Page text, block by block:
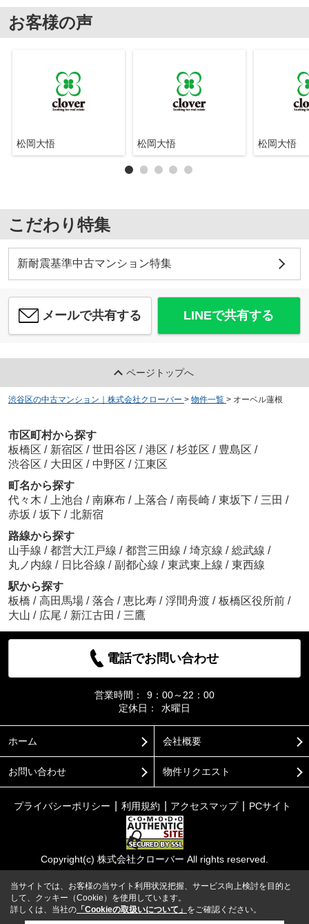
お客様の声
松岡大悟 松岡大悟 松岡大悟
こだわり特集
新耐震基準中古マンション特集
メールで共有する LINEで共有する
ページトップへ
渋谷区の中古マンション｜株式会社クローバー > 物件一覧 > オーベル蓮根
市区町村から探す
板橋区 / 新宿区 / 世田谷区 / 港区 / 杉並区 / 豊島区 /
渋谷区 / 大田区 / 中野区 / 江東区
町名から探す
代々木 / 上池台 / 南麻布 / 上落合 / 南長崎 / 東坂下 / 三田 /
赤坂 / 坂下 / 北新宿
路線から探す
山手線 / 都営大江戸線 / 都営三田線 / 埼京線 / 総武線 /
丸ノ内線 / 日比谷線 / 副都心線 / 東武東上線 / 東西線
駅から探す
板橋 / 高田馬場 / 落合 / 恵比寿 / 浮間舟渡 / 板橋区役所前 /
大山 / 広尾 / 新江古田 / 三鷹
電話でお問い合わせ
営業時間：
9：00～22：00
定休日：
水曜日
ホーム 会社概要
お問い合わせ 物件リクエスト
プライバシーポリシー 利用規約 アクセスマップ PCサイト
Copyright(c) 株式会社クローバー All rights reserved.
当サイトでは、お客様の当サイト利用状況把握、サービス向上検討を目的と
して、クッキー（Cookie）を使用しています。
詳しくは、当社の 「Cookieの取扱いについて」 をご確認ください。